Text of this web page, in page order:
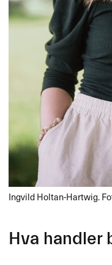
Ingvild Holtan-Hartwig.
Hva handler